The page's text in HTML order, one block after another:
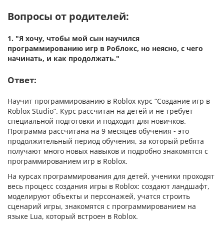
Вопросы от родителей:
1. "Я хочу, чтобы мой сын научился
программированию игр в Роблокс, но неясно, с чего
начинать, и как продолжать."
Ответ:
Научит программированию в Roblox курс “Создание игр в
Roblox Studio”. Курс рассчитан на детей и не требует
специальной подготовки и подходит для новичков.
Программа рассчитана на 9 месяцев обучения - это
продолжительный период обучения, за который ребята
получают много новых навыков и подробно знакомятся с
программированием игр в Roblox.
На курсах программирования для детей, ученики проходят
весь процесс создания игры в Roblox: создают ландшафт,
моделируют объекты и персонажей, учатся строить
сценарий игры, знакомятся с программированием на
языке Lua, который встроен в Roblox.